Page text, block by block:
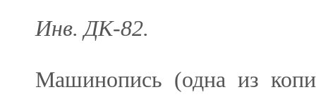
Инв. ДК-82.
Машинопись (одна из